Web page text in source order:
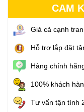
CAM
Giá cả cạnh
Hỗ trợ lắp đặt
Hàng chính
100% khách
Tư vấn tận tình